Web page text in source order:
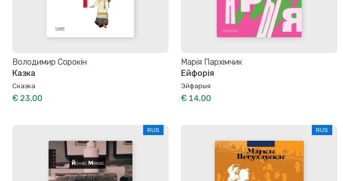
Володимир Сорокін
Казка
Сказка
€ 23,00
Марія Пархімчик
Ейфорія
Эйфарыя
€ 14,00
RUS RUS